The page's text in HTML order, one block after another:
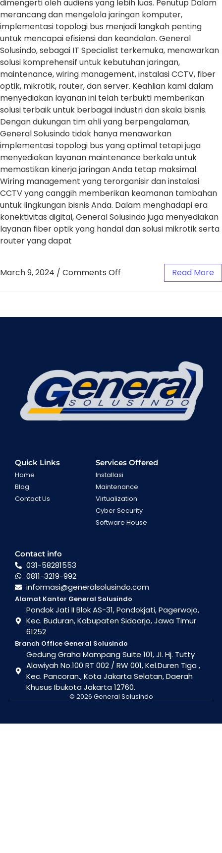
dimengerti oleh audiens yang lebih luas. Penutup Dalam
merancang dan mengelola jaringan komputer,
implementasi topologi bus menjadi langkah penting
untuk mencapai efisiensi dan keandalan. General
Solusindo, sebagai IT Specialist terkemuka, menawarkan
solusi komprehensif untuk kebutuhan jaringan,
maintenance, wiring management, instalasi CCTV, fiber
optik, mikrotik, router, dan server. Keahlian kami dalam
menyediakan layanan ini telah terbukti memberikan
solusi terbaik untuk berbagai industri dan skala bisnis.
Dengan dukungan tim ahli yang berpengalaman,
General Solusindo tidak hanya menawarkan
implementasi topologi bus yang optimal tetapi juga
menyediakan layanan maintenance berkala untuk
memastikan kinerja jaringan Anda tetap maksimal.
Wiring management yang terorganisir dan instalasi
CCTV yang canggih memberikan keamanan tambahan
untuk lingkungan bisnis Anda. Dalam menghadapi era
konektivitas digital, General Solusindo juga menyediakan
layanan fiber optik yang handal dan solusi mikrotik serta
router yang dapat
March 9, 2024 / Comments Off Read More
Quick Links
Home
Blog
Contact Us
Services Offered
Installasi
Maintenance
Virtualization
Cyber Security
Software House
Contact info
031-58281553
0811-3219-992
informasi@generalsolusindo.com
Alamat Kantor General Solusindo
Pondok Jati II Blok AS-31, Pondokjati, Pagerwojo,
Kec. Buduran, Kabupaten Sidoarjo, Jawa Timur
61252
Branch Office General Solusindo
Gedung Graha Mampang Suite 101, Jl. Hj. Tutty
Alawiyah No.100 RT 002 / RW 001, Kel.Duren Tiga ,
Kec. Pancoran., Kota Jakarta Selatan, Daerah
Khusus Ibukota Jakarta 12760.
© 2026 General Solusindo